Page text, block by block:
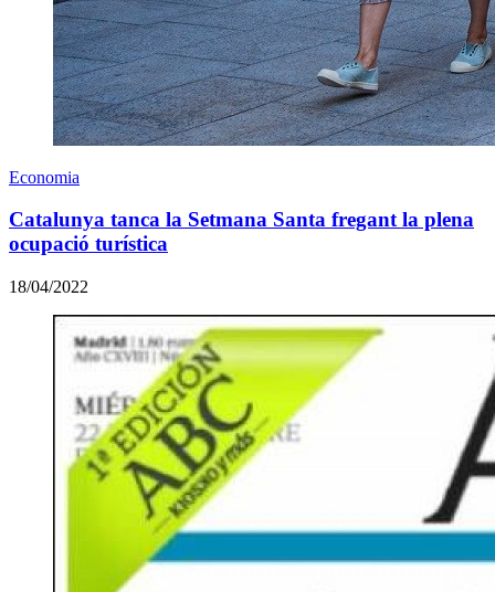
Economia
Catalunya tanca la Setmana Santa fregant la plena
ocupació turística
18/04/2022